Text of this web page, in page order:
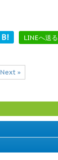
B! LINEへ送る
Next »